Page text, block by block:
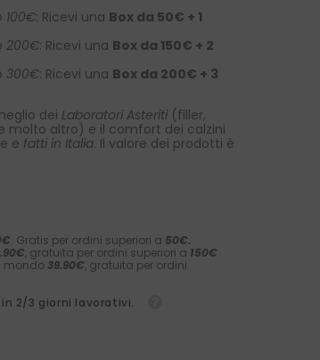
100€: Ricevi una Box da 50€ + 1
200€: Ricevi una Box da 150€ + 2
300€: Ricevi una Box da 200€ + 3
dei Laboratori Asteriti (filler,
molto altro) e il comfort dei calzini
e fatti in Italia. Il valore dei prodotti è
. Gratis per ordini superiori a 50€.
, gratuita per ordini superiori a 150€.
mondo 39.90€, gratuita per ordini
2/3 giorni lavorativi.